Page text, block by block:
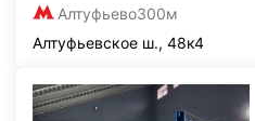
Алтуфьево300м
Алтуфьевское ш., 48к4